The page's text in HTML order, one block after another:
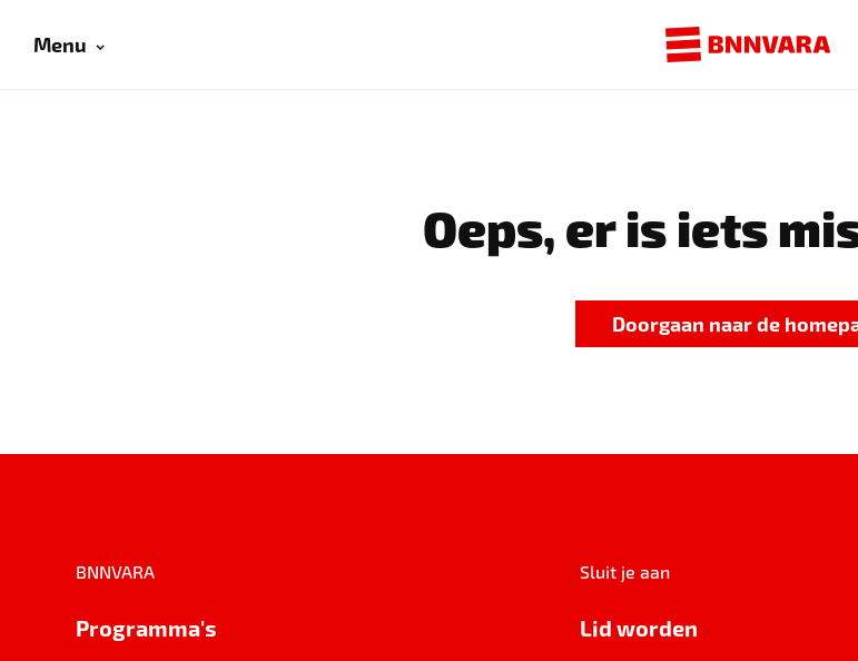
Menu
Oeps, er is iets
Doorgaan naar de
BNNVARA
Programma's
Sluit je aan
Lid worden